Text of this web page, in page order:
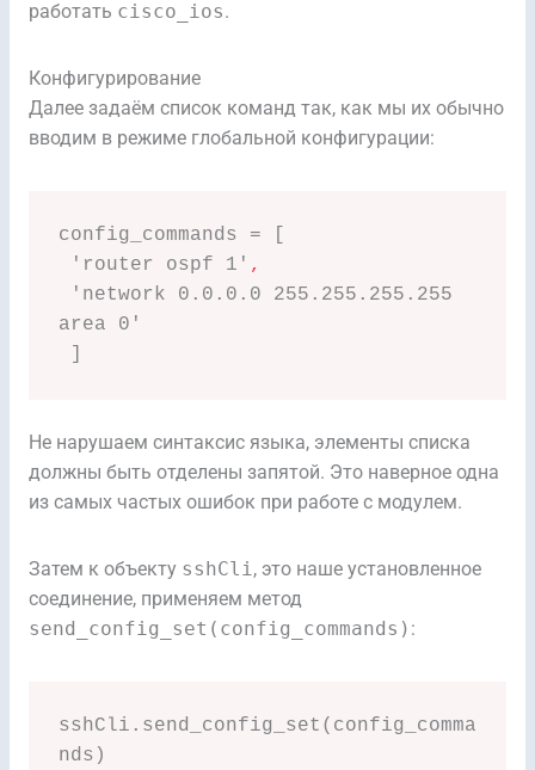
работать cisco_ios.
Конфигурирование
Далее задаём список команд так, как мы их обычно
вводим в режиме глобальной конфигурации:
config_commands = [
'router ospf 1' ,
area 0'
Не нарушаем синтаксис языка, элементы списка
должны быть отделены запятой. Это наверное одна
из самых частых ошибок при работе с модулем.
Затем к объекту sshCli, это наше установленное
соединение, применяем метод
send_config_set(config_commands) :
sshCli.send_config_set(config_comma
nds)